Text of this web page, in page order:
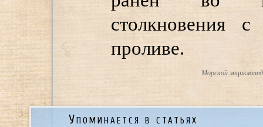
столкновения
проливе.
Морской
Упоминается в статьях